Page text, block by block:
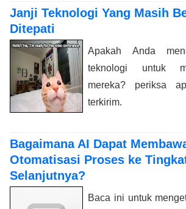
Janji Teknologi Yang Masih
Ditepati
Apakah Anda
teknologi untuk
mereka? periksa
terkirim.
Bagaimana AI Dapat
Otomatisasi Proses ke
Selanjutnya?
Baca ini untuk